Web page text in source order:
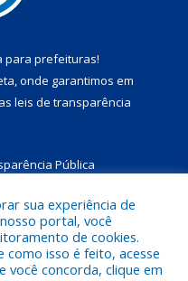
para prefeituras!
onde garantimos em
leis de transparência
Pública
Prefeitura Municipal de
sua experiência de
portal, você
de cookies.
como isso é feito, acesse
você concorda, clique em